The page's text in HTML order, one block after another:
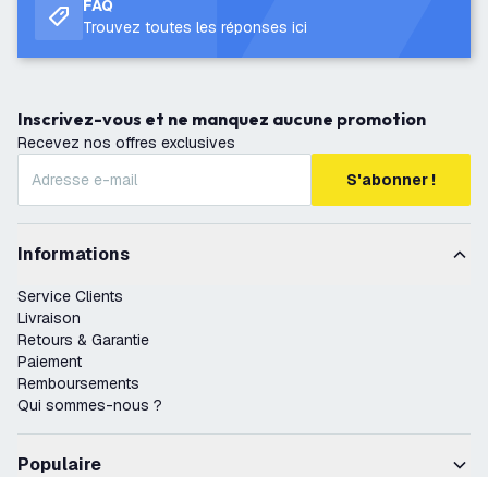
FAQ
Trouvez toutes les réponses ici
Inscrivez-vous et ne manquez aucune promotion
Recevez nos offres exclusives
S'abonner !
Informations
Service Clients
Livraison
Retours & Garantie
Paiement
Remboursements
Qui sommes-nous ?
Populaire